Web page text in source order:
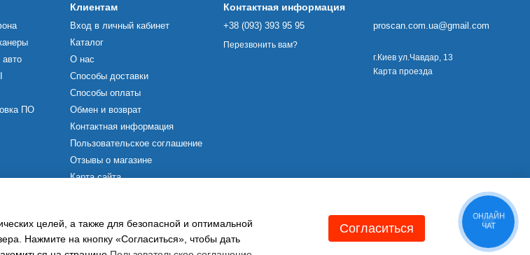
ПО
Клиентам
Вход в личный кабинет
Каталог
О нас
Способы доставки
Способы оплаты
Обмен и возврат
Контактная информация
Пользовательское соглашение
Отзывы о магазине
Карта сайта
Контактная информация
+38 (093) 393 95 95
Перезвонить вам?
proscan.com.ua@gmail.com
г.Киев ул.Чавдар, 13
Карта проезда
целей, а также для безопасной и оптимальной
Нажмите на кнопку «Согласиться», чтобы дать
Согласиться
ОНЛАЙН
ЧАТ